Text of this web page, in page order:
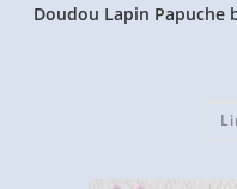
Doudou Lapin Papuche